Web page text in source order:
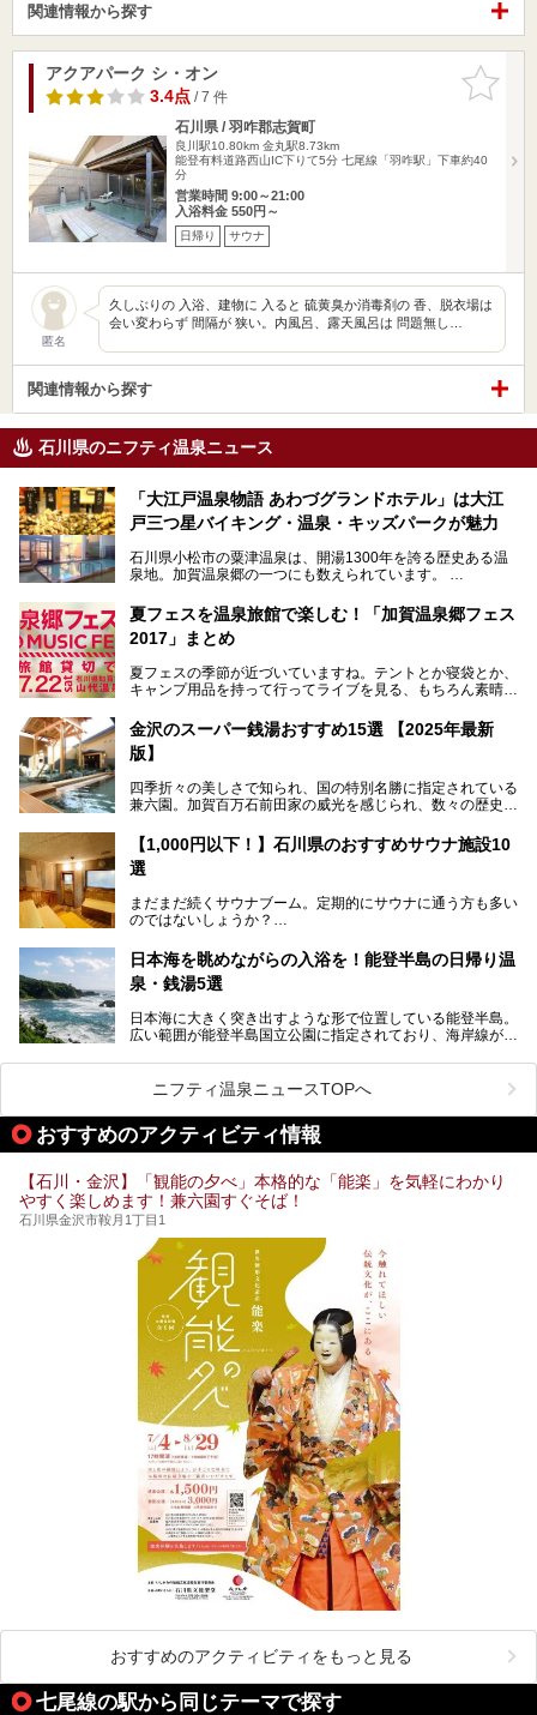
関連情報から探す
お気に入
りに追加
アクアパーク シ・オン
3.4点/ 7 件
石川県 / 羽咋郡志賀町
良川駅10.80km 金丸駅8.73km
能登有料道路西山IC下りて5分 七尾線「羽咋駅」下車約40
分
営業時間 9:00～21:00
入浴料金 550円～
日帰り サウナ
匿名
久しぶりの 入浴、建物に 入ると 硫黄臭か消毒剤の 香、脱衣場は
会い変わらず 間隔が 狭い。内風呂、露天風呂は 問題無し…
関連情報から探す
石川県のニフティ温泉ニュース
「大江戸温泉物語 あわづグランドホテル」は大江
戸三つ星バイキング・温泉・キッズパークが魅力
石川県小松市の粟津温泉は、開湯1300年を誇る歴史ある温
泉地。加賀温泉郷の一つにも数えられています。
その粟津温泉に建つ「大江戸温泉物語 あわづグランドホテ
ル」（以下、あわづグランドホテル）は客室数97室のホテ
ルで、昨年2024年12月に露天風呂を新設。充実したキッズ
2025年7月からは「大江戸三つ星バイキング」がスタート！
───
提供元：大江戸温泉物語ホテルズ＆リゾーツ株式会社【P
この記事は大江戸温泉物語 あわづグランドホテルのPR記事
です。
夏フェスを温泉旅館で楽しむ！「加賀温泉郷フェス
2017」まとめ
夏フェスの季節が近づいていますね。テントとか寝袋とか、
キャンプ用品を持って行ってライブを見る、もちろん素晴ら
いやでもね、暑いし汗や砂埃でドロドロになるしうるさくて
夜は寝られないし、若い時はそういうのが良かったんですけ
今、もうちょっと気楽なフェスはないかな、と探してたらあ
りましたよ！
「加賀温泉郷フェス 2017」が石川県・山代温泉の瑠璃光を
全館貸し切って開催！
れちゃう！なんということでしょう！！
金沢のスーパー銭湯おすすめ15選 【2025年最新
版】
四季折々の美しさで知られ、国の特別名勝に指定されている
兼六園。加賀百万石前田家の威光を感じられ、数々の歴史的
ア。国内でも特に人気の観光地の1つです。北陸新幹線で東
京から約2時間30分と、首都圏からアクセスしやすい立地も
魅力ですね。
り、観光に加えて温泉もぜひ楽しみたいところ。金沢エリア
でおすすめのスーパー銭湯をご紹介します。
【1,000円以下！】石川県のおすすめサウナ施設10
選
まだまだ続くサウナブーム。定期的にサウナに通う方も多い
のではないしょうか？
今回はそんなサウナによく行く人もこれから楽しむ人も格安
で楽しめるサウナを紹介します。
など、種類豊富ですよ。
日本海を眺めながらの入浴を！能登半島の日帰り温
泉・銭湯5選
日本海に大きく突き出すような形で位置している能登半島。
広い範囲が能登半島国立公園に指定されており、海岸線が作
車で行くのがオススメですが、ドライブの際にぜひ一緒に楽
しんでいただきたいのが温泉です。絶景を眺めながらつかる
温泉は最高ですよ！ 今回はそんな能登の温泉を5つご紹介
します。
ニフティ温泉ニュースTOPへ
おすすめのアクティビティ情報
【石川・金沢】「観能の夕べ」本格的な「能楽」を気軽にわかり
やすく楽しめます！兼六園すぐそば！
石川県金沢市鞍月1丁目1
おすすめのアクティビティをもっと見る
七尾線の駅から同じテーマで探す